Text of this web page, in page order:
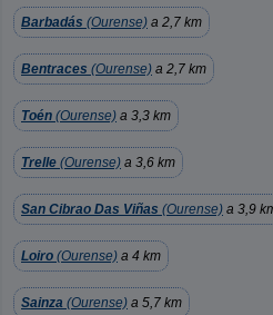
Barbadás (Ourense) a 2,7 km
Bentraces (Ourense) a 2,7 km
Toén (Ourense) a 3,3 km
Trelle (Ourense) a 3,6 km
San Cibrao Das Viñas (Ourense) a 3,9
Loiro (Ourense) a 4 km
Sainza (Ourense) a 5,7 km